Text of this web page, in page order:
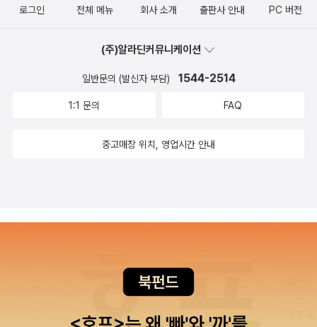
념을 알려주어서 회사에서 모르면 절대 안된다는 생각이 절로 들게
프로직장러가 될 수 있도록 이 책이 동기부여를 제공해줄 거 같아 이
책에 담아진 내용을 꼼꼼하게 보면서 컴퓨터 켜서 미리 연습해본다면
일은 6시까지 깔끔하게 일처리가 마무리할 수 있게 뒷받침이 되어질
목적은 2가지로 나뉜다.그것은 바로 '설득'과 '공유'이다.이렇게 보고
수 있다.필자는이 때도 잘 모르겠으면 업무 지시를 받는 순간,직접 의
도를 물어보거나중간 보고를 하라고 말한다.두 번째 단계인 메세지 &
지들과그에 따른 근거들을 어떻게 전개해야 할지 스토리라인을 짜게
정확성, 적합성을 가지는 자료다.(p.118)​그리고 마지막 단계는 시각
화하기로기본 레이아웃에서부터보고 유형별, 사용 프로그램별로 설
명한다.사실, 나는 이 부분이 제일 궁금하였다.나는 요즘도 종종 찾은
로그인 전체 메뉴 회사 소개 출판사 안내 PC 버전
(주)알라딘커뮤니케이션
일반문의 (발신자 부담) 1544-2514
1:1 문의 FAQ
중고매장 위치, 영업시간 안내